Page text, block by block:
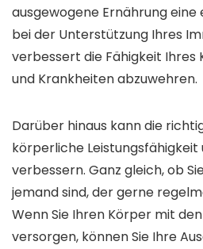
ausgewogene Ernährung
bei der Unterstützung Ihres
verbessert die Fähigkeit Ihres
und Krankheiten abzuwehren.
Darüber hinaus kann die
körperliche Leistungsfähigkeit
verbessern. Ganz gleich, ob
jemand sind, der gerne
Wenn Sie Ihren Körper mit
versorgen, können Sie Ihre